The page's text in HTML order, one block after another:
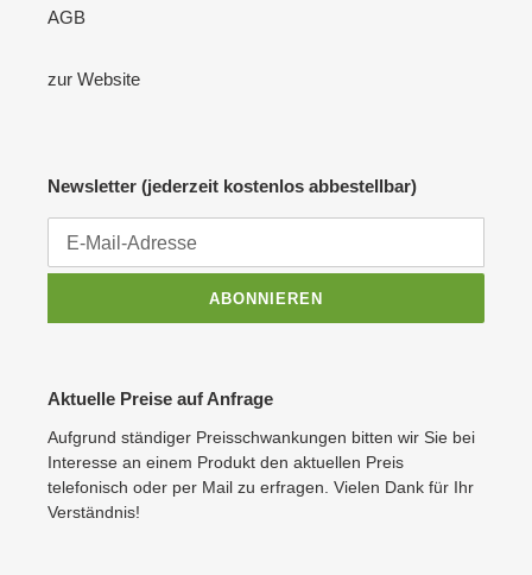
AGB
zur Website
Newsletter (jederzeit kostenlos abbestellbar)
ABONNIEREN
Aktuelle Preise auf Anfrage
Aufgrund ständiger Preisschwankungen bitten wir Sie bei
Interesse an einem Produkt den aktuellen Preis
telefonisch oder per Mail zu erfragen. Vielen Dank für Ihr
Verständnis!